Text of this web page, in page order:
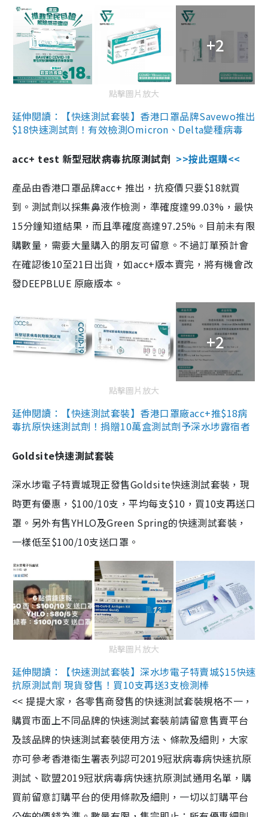
+2
點擊圖片放大
延伸閱讀：【快速測試套裝】香港口罩品牌Savewo推出
$18快速測試劑！有效檢測Omicron、Delta變種病毒
acc+ test 新型冠狀病毒抗原測試劑 >>按此選購<<
產品由香港口罩品牌acc+ 推出，抗疫價只要$18就買
到。測試劑以採集鼻液作檢測，準確度達99.03%，最快
15分鐘知道結果，而且準確度高達97.25%。目前未有限
購數量，需要大量購入的朋友可留意。不過訂單預計會
在確認後10至21日出貨，如acc+版本賣完，將有機會改
發DEEPBLUE 原廠版本。
+2
點擊圖片放大
延伸閱讀：【快速測試套裝】香港口罩廠acc+推$18病
毒抗原快速測試劑！捐贈10萬盒測試劑予深水埗露宿者
Goldsite快速測試套裝
深水埗電子特賣城現正發售Goldsite快速測試套裝，現
時更有優惠，$100/10支，平均每支$10，買10支再送口
罩。另外有售YHLO及Green Spring的快速測試套裝，
一樣低至$100/10支送口罩。
點擊圖片放大
延伸閱讀：【快速測試套裝】深水埗電子特賣城$15快速
抗原測試劑 現貨發售！買10支再送3支檢測棒
<< 提提大家，各零售商發售的快速測試套裝規格不一，
購買市面上不同品牌的快速測試套裝前請留意售賣平台
及該品牌的快速測試套裝使用方法、條款及細則，大家
亦可參考香港衞生署表列認可2019冠狀病毒病快速抗原
測試、歐盟2019冠狀病毒病快速抗原測試通用名單，購
買前留意訂購平台的使用條款及細則，一切以訂購平台